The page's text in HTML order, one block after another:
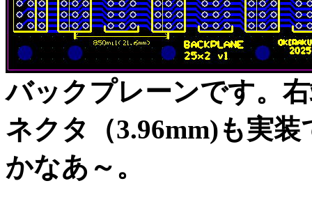
バックプレーンです。
ネクタ（3.96mm)も実
かなあ～。